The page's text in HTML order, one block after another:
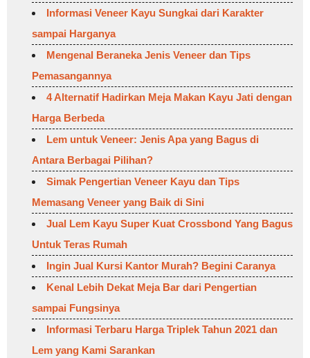
Informasi Veneer Kayu Sungkai dari Karakter
sampai Harganya
Mengenal Beraneka Jenis Veneer dan Tips
Pemasangannya
4 Alternatif Hadirkan Meja Makan Kayu Jati dengan
Harga Berbeda
Lem untuk Veneer: Jenis Apa yang Bagus di
Antara Berbagai Pilihan?
Simak Pengertian Veneer Kayu dan Tips
Memasang Veneer yang Baik di Sini
Jual Lem Kayu Super Kuat Crossbond Yang Bagus
Untuk Teras Rumah
Ingin Jual Kursi Kantor Murah? Begini Caranya
Kenal Lebih Dekat Meja Bar dari Pengertian
sampai Fungsinya
Informasi Terbaru Harga Triplek Tahun 2021 dan
Lem yang Kami Sarankan